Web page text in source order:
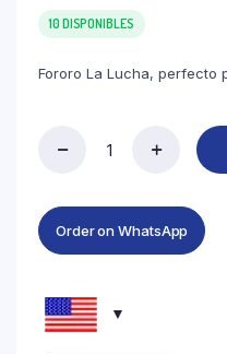
10 DISPONIBLES
Fororo La Lucha, perfecto
Order on WhatsApp